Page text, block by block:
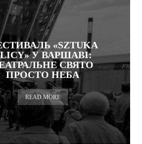
«SZTUKA
У ВАРШАВІ:
СВЯТО
ПРОСТО НЕБА
READ MORE